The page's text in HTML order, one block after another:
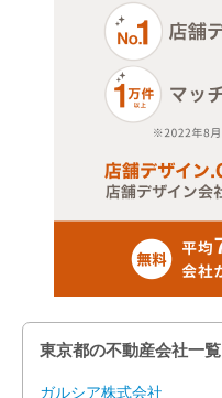
東京都の不動産会社一覧
ガルシア株式会社